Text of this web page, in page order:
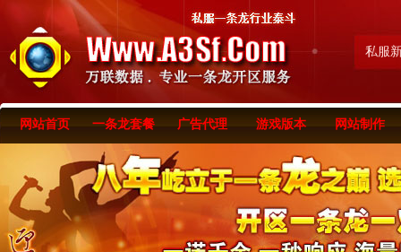
私服
网站首页 一条龙套餐 广告代理 游戏版本 网站制作